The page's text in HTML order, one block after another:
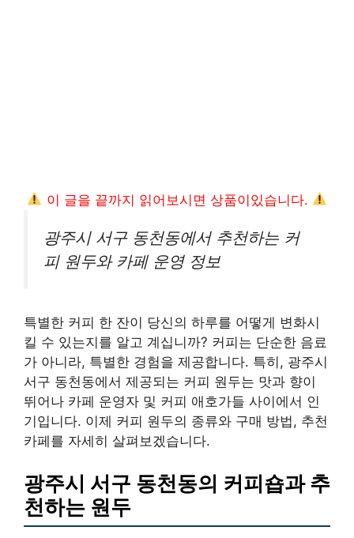
이 글을 끝까지 읽어보시면 상품이있습니다.
광주시 서구 동천동에서 추천하는 커
피 원두와 카페 운영 정보
특별한 커피 한 잔이 당신의 하루를 어떻게 변화시
킬 수 있는지를 알고 계십니까? 커피는 단순한 음료
가 아니라, 특별한 경험을 제공합니다. 특히, 광주시
서구 동천동에서 제공되는 커피 원두는 맛과 향이
뛰어나 카페 운영자 및 커피 애호가들 사이에서 인
기입니다. 이제 커피 원두의 종류와 구매 방법, 추천
카페를 자세히 살펴보겠습니다.
광주시 서구 동천동의 커피숍과 추
천하는 원두